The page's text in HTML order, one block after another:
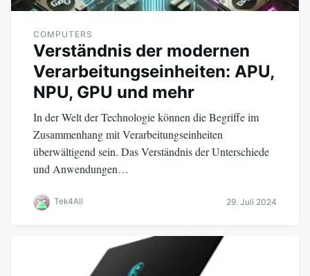
COMPUTERS
Verständnis der modernen
Verarbeitungseinheiten: APU,
NPU, GPU und mehr
In der Welt der Technologie können die Begriffe im
Zusammenhang mit Verarbeitungseinheiten
überwältigend sein. Das Verständnis der Unterschiede
und Anwendungen…
Tek4All 29. Juli 2024